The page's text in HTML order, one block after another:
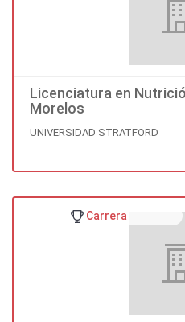
Licenciatura en
Morelos
UNIVERSIDAD STRATFORD
Carrera